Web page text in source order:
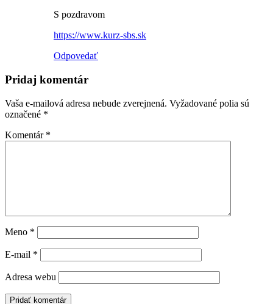
S pozdravom
https://www.kurz-sbs.sk
Odpovedať
Pridaj komentár
Vaša e-mailová adresa nebude zverejnená. Vyžadované polia sú
označené *
Komentár *
Meno *
E-mail *
Adresa webu